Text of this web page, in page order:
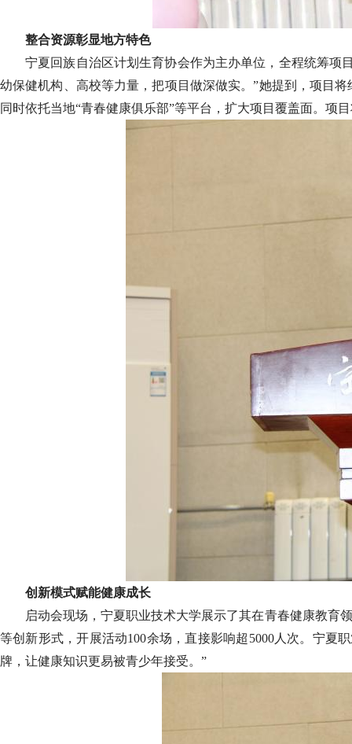
整合资源彰显地方特色
宁夏回族自治区计划生育协会作为主办单位，全程统筹项
幼保健机构、高校等力量，把项目做深做实。”她提到，项目
同时依托当地“青春健康俱乐部”等平台，扩大项目覆盖面。项
创新模式赋能健康成长
启动会现场，宁夏职业技术大学展示了其在青春健康教育
等创新形式，开展活动100余场，直接影响超5000人次。宁夏
牌，让健康知识更易被青少年接受。”